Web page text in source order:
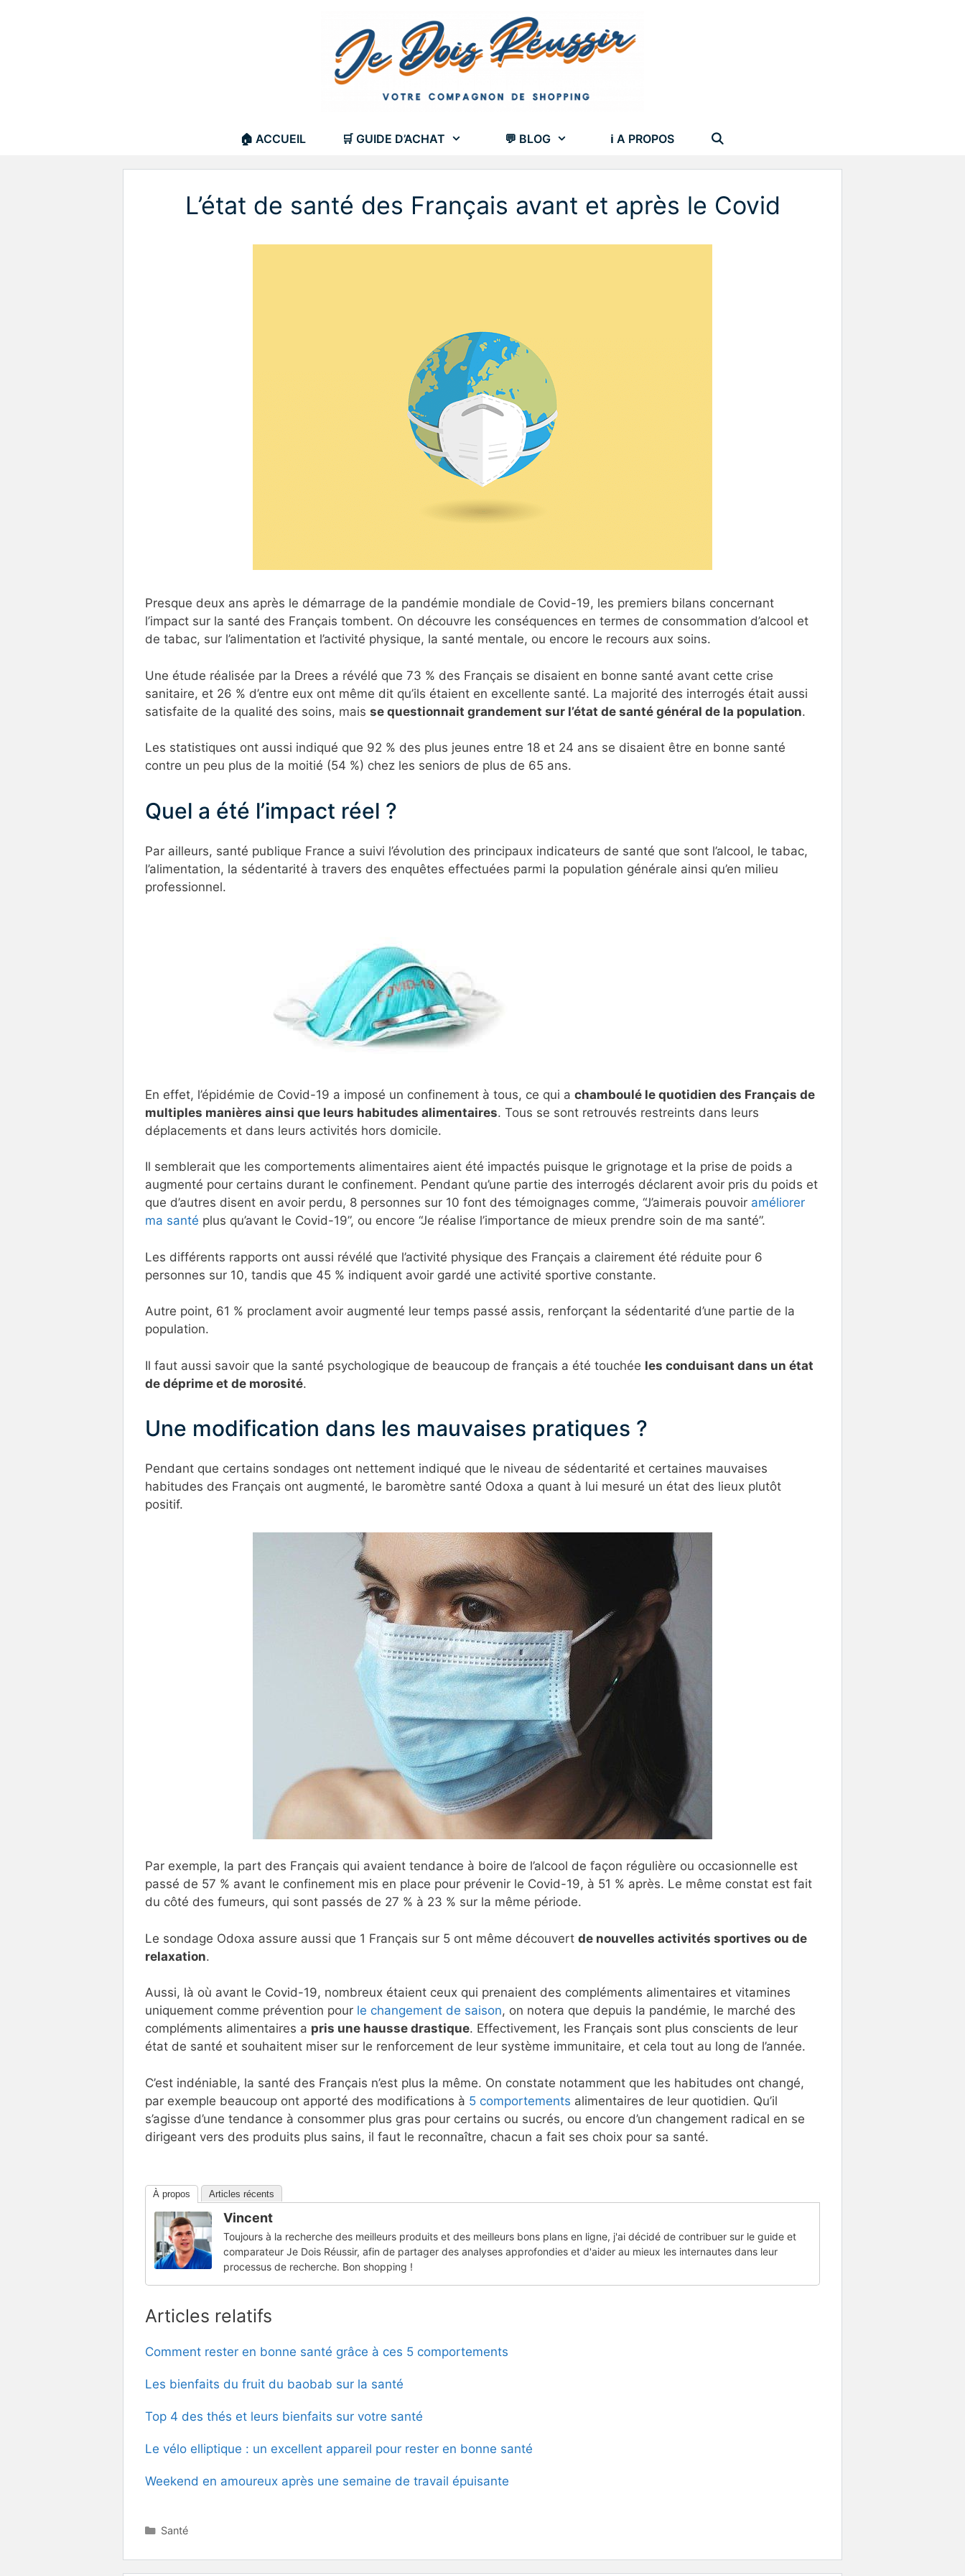
🏠 ACCUEIL 🛒 GUIDE D’ACHAT 💬 BLOG ℹ A PROPOS
L’état de santé des Français avant et après le Covid
Presque deux ans après le démarrage de la pandémie mondiale de Covid-19, les premiers bilans concernant
l’impact sur la santé des Français tombent. On découvre les conséquences en termes de consommation d’alcool et
de tabac, sur l’alimentation et l’activité physique, la santé mentale, ou encore le recours aux soins.
Une étude réalisée par la Drees a révélé que 73 % des Français se disaient en bonne santé avant cette crise
sanitaire, et 26 % d’entre eux ont même dit qu’ils étaient en excellente santé. La majorité des interrogés était aussi
satisfaite de la qualité des soins, mais se questionnait grandement sur l’état de santé général de la population.
Les statistiques ont aussi indiqué que 92 % des plus jeunes entre 18 et 24 ans se disaient être en bonne santé
contre un peu plus de la moitié (54 %) chez les seniors de plus de 65 ans.
Quel a été l’impact réel ?
Par ailleurs, santé publique France a suivi l’évolution des principaux indicateurs de santé que sont l’alcool, le tabac,
l’alimentation, la sédentarité à travers des enquêtes effectuées parmi la population générale ainsi qu’en milieu
professionnel.
En effet, l’épidémie de Covid-19 a imposé un confinement à tous, ce qui a chamboulé le quotidien des Français de
multiples manières ainsi que leurs habitudes alimentaires. Tous se sont retrouvés restreints dans leurs
déplacements et dans leurs activités hors domicile.
Il semblerait que les comportements alimentaires aient été impactés puisque le grignotage et la prise de poids a
augmenté pour certains durant le confinement. Pendant qu’une partie des interrogés déclarent avoir pris du poids et
que d’autres disent en avoir perdu, 8 personnes sur 10 font des témoignages comme, “J’aimerais pouvoir améliorer
ma santé plus qu’avant le Covid-19”, ou encore “Je réalise l’importance de mieux prendre soin de ma santé”.
Les différents rapports ont aussi révélé que l’activité physique des Français a clairement été réduite pour 6
personnes sur 10, tandis que 45 % indiquent avoir gardé une activité sportive constante.
Autre point, 61 % proclament avoir augmenté leur temps passé assis, renforçant la sédentarité d’une partie de la
population.
Il faut aussi savoir que la santé psychologique de beaucoup de français a été touchée les conduisant dans un état
de déprime et de morosité.
Une modification dans les mauvaises pratiques ?
Pendant que certains sondages ont nettement indiqué que le niveau de sédentarité et certaines mauvaises
habitudes des Français ont augmenté, le baromètre santé Odoxa a quant à lui mesuré un état des lieux plutôt
positif.
Par exemple, la part des Français qui avaient tendance à boire de l’alcool de façon régulière ou occasionnelle est
passé de 57 % avant le confinement mis en place pour prévenir le Covid-19, à 51 % après. Le même constat est fait
du côté des fumeurs, qui sont passés de 27 % à 23 % sur la même période.
Le sondage Odoxa assure aussi que 1 Français sur 5 ont même découvert de nouvelles activités sportives ou de
relaxation.
Aussi, là où avant le Covid-19, nombreux étaient ceux qui prenaient des compléments alimentaires et vitamines
uniquement comme prévention pour le changement de saison, on notera que depuis la pandémie, le marché des
compléments alimentaires a pris une hausse drastique. Effectivement, les Français sont plus conscients de leur
état de santé et souhaitent miser sur le renforcement de leur système immunitaire, et cela tout au long de l’année.
C’est indéniable, la santé des Français n’est plus la même. On constate notamment que les habitudes ont changé,
par exemple beaucoup ont apporté des modifications à 5 comportements alimentaires de leur quotidien. Qu’il
s’agisse d’une tendance à consommer plus gras pour certains ou sucrés, ou encore d’un changement radical en se
dirigeant vers des produits plus sains, il faut le reconnaître, chacun a fait ses choix pour sa santé.
À propos Articles récents
Vincent
Toujours à la recherche des meilleurs produits et des meilleurs bons plans en ligne, j'ai décidé de contribuer sur le guide et
comparateur Je Dois Réussir, afin de partager des analyses approfondies et d'aider au mieux les internautes dans leur
processus de recherche. Bon shopping !
Articles relatifs
Comment rester en bonne santé grâce à ces 5 comportements
Les bienfaits du fruit du baobab sur la santé
Top 4 des thés et leurs bienfaits sur votre santé
Le vélo elliptique : un excellent appareil pour rester en bonne santé
Weekend en amoureux après une semaine de travail épuisante
Catégories
Santé